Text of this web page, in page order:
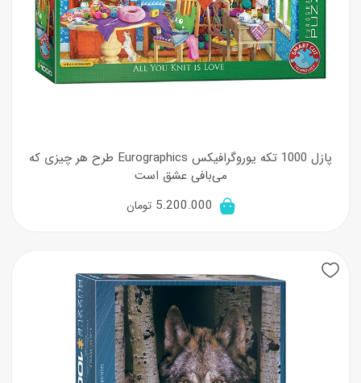
پازل 1000 تکه یوروگرافیکس Eurographics طرح هر چیزی که
می‌بافی عشق است
5.200.000 تومان